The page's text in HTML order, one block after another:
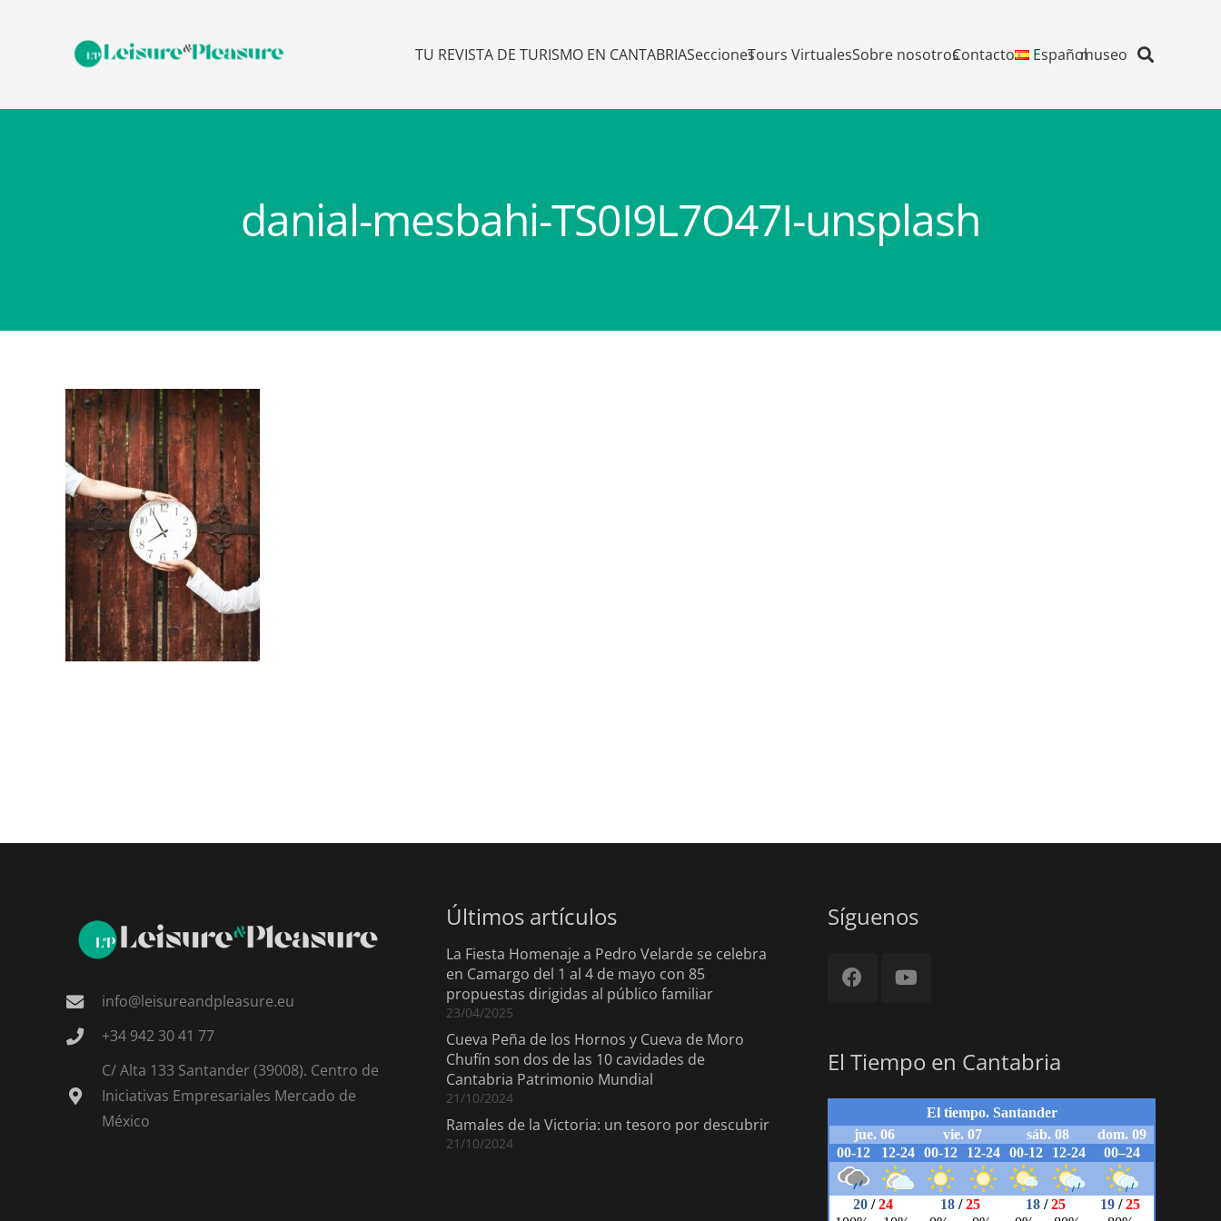
TU REVISTA DE TURISMO EN CANTABRIASeccionesTours VirtualesSobre nosotrosContacto Españolmuseo
danial-mesbahi-TS0I9L7O47I-unsplash
info@leisureandpleasure.eu
+34 942 30 41 77
C/ Alta 133 Santander (39008). Centro de
Iniciativas Empresariales Mercado de
México
Últimos artículos
La Fiesta Homenaje a Pedro Velarde se celebra
en Camargo del 1 al 4 de mayo con 85
propuestas dirigidas al público familiar
23/04/2025
Cueva Peña de los Hornos y Cueva de Moro
Chufín son dos de las 10 cavidades de
Cantabria Patrimonio Mundial
21/10/2024
Ramales de la Victoria: un tesoro por descubrir
21/10/2024
Síguenos
El Tiempo en Cantabria